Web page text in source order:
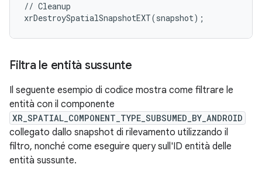
// Cleanup
xrDestroySpatialSnapshotEXT(snapshot);
Filtra le entità sussunte
Il seguente esempio di codice mostra come filtrare le
entità con il componente
XR_SPATIAL_COMPONENT_TYPE_SUBSUMED_BY_ANDROID
collegato dallo snapshot di rilevamento utilizzando il
filtro, nonché come eseguire query sull'ID entità delle
entità sussunte.